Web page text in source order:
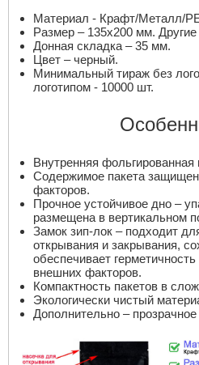
Материал - Крафт/Металл/
Размер – 135х200 мм.
Донная складка – 35 мм.
Цвет – черный.
Минимальный тираж без
логотипом - 10000 шт.
Внутренняя фольгированная
Содержимое пакета
факторов.
Прочное устойчивое дно –
размещена в вертикальном
Замок зип-лок – подходит
открывания и закрывания,
обеспечивает
внешних факторов.
Компактность пакетов в
Экологически чистый
Дополнительно –